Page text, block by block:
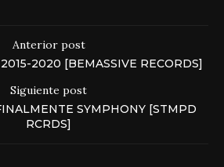
Anterior post
2020 [BEMASSIVE RECORDS]
Siguiente post
SYMPHONY [STMPD
RCRDS]